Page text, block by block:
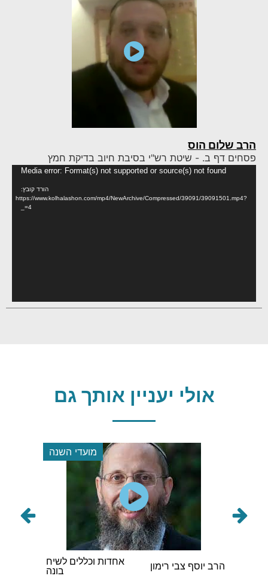
הרב שלום הוס
פסחים דף ב. - שיטת רש"י בסיבת חיוב בדיקת חמץ
Media error: Format(s) not supported or source(s) not found
הורד קובץ:
https://www.kolhalashon.com/mp4/NewArchive/Compressed/39091/39091501.mp4?
_=4
אולי יעניין אותך גם
מועדי השנה
הרב יוסף צבי רימון
אחדות וכללים לשיח
הרב אברהם
וינגורט